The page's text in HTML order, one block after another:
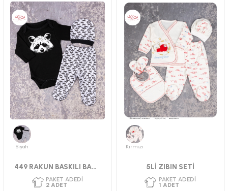
PAKET ADEDI
ADET
YAŞ GRUBU
0-3 AY
CINSIYET
UNISEX
PAKET ADEDI
1ADET
YAŞ GRUBU
0-4 AY
CINSIYET
UNISEX
Siyah
449 RAKUN BASKILI BADILI TAKIM
Kırmızı
5Lİ ZIBIN SETİ